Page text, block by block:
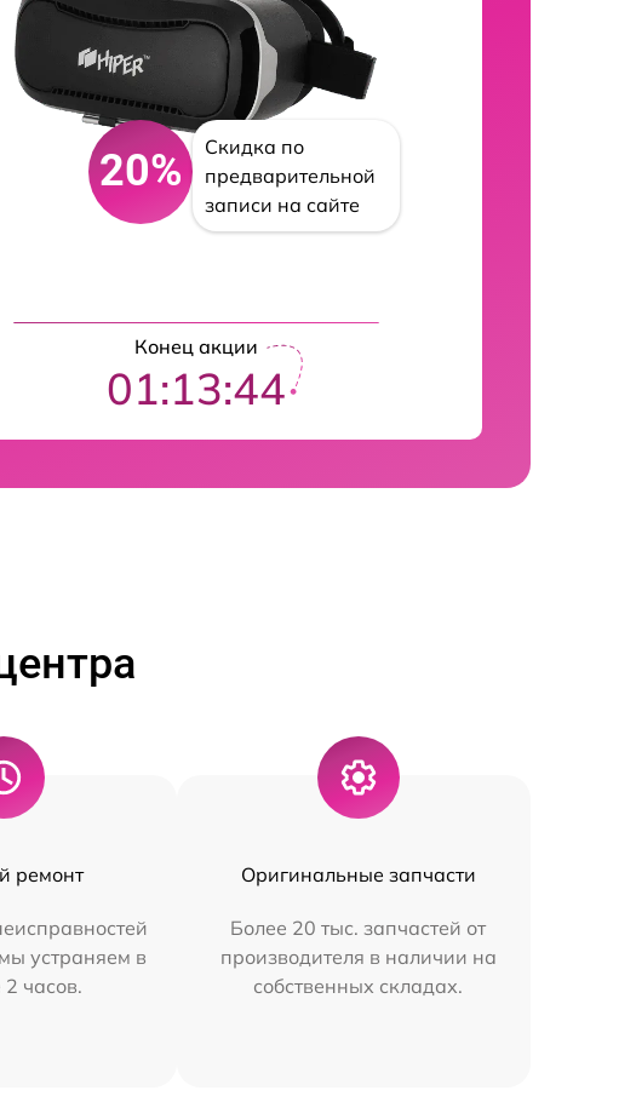
20%
Скидка по
предварительной
записи на сайте
Конец акции
01:13:43
ремонт
устраняем в
2 часов.
Оригинальные запчасти
Более 20 тыс. запчастей от
производителя в наличии на
собственных складах.